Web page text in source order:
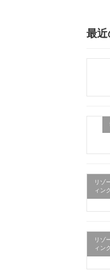
最
リゾ
ィン
リゾ
ィン